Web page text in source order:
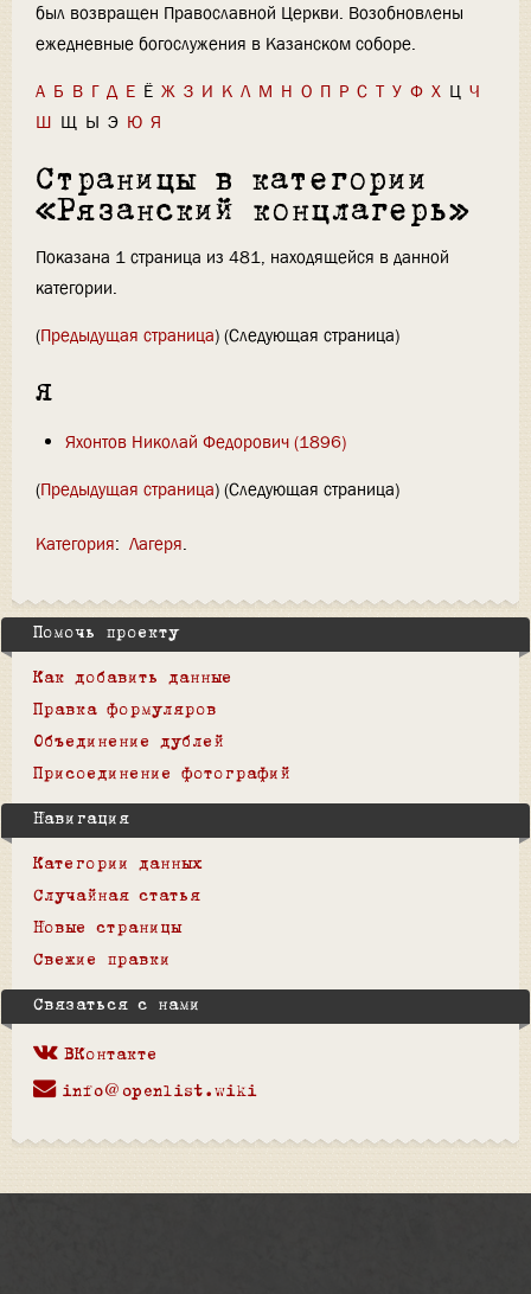
был возвращен Православной Церкви. Возобновлены
ежедневные богослужения в Казанском соборе.
А Б В Г Д Е Ё Ж З И К Л М Н О П Р С Т У Ф Х Ц Ч
Ш Щ Ы Э Ю Я
Страницы в категории
«Рязанский концлагерь»
Показана 1 страница из 481, находящейся в данной
категории.
(Предыдущая страница) (Следующая страница)
Я
Яхонтов Николай Федорович (1896)
(Предыдущая страница) (Следующая страница)
Категория: Лагеря
Помочь проекту
Как добавить данные
Правка формуляров
Объединение дублей
Присоединение фотографий
Навигация
Категории данных
Случайная статья
Новые страницы
Свежие правки
Связаться с нами
ВКонтакте
info@openlist.wiki